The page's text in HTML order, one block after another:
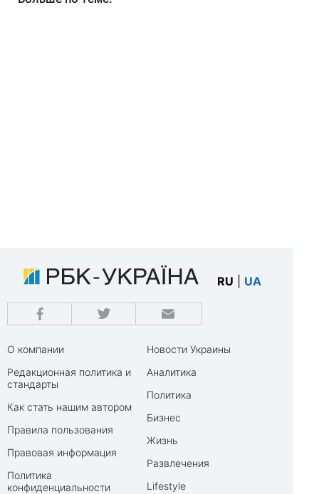
RU UA
О компании
Редакционная политика и
стандарты
Как стать нашим автором
Правила пользования
Правовая информация
Политика
конфиденциальности
Новости Украины
Аналитика
Политика
Бизнес
Жизнь
Развлечения
Lifestyle